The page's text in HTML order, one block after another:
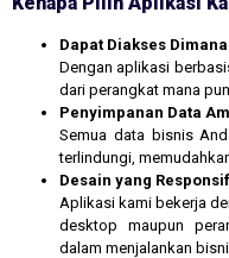
Dapat Diakses
Dengan aplikasi
dari perangkat mana
Penyimpanan Data
Semua data bisnis
terlindungi,
Desain yang Responsif
Aplikasi kami bekerja
desktop maupun
dalam menjalankan